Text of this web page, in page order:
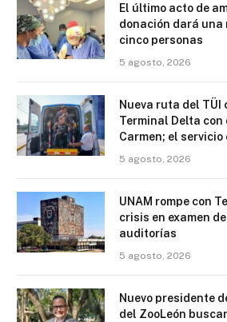
El último acto de
donación dará una
cinco personas
5 agosto, 2026
Nueva ruta del TÜI
Terminal Delta con
Carmen; el
5 agosto, 2026
UNAM rompe con
crisis en examen
auditorías
5 agosto, 2026
Nuevo presidente
del ZooLeón